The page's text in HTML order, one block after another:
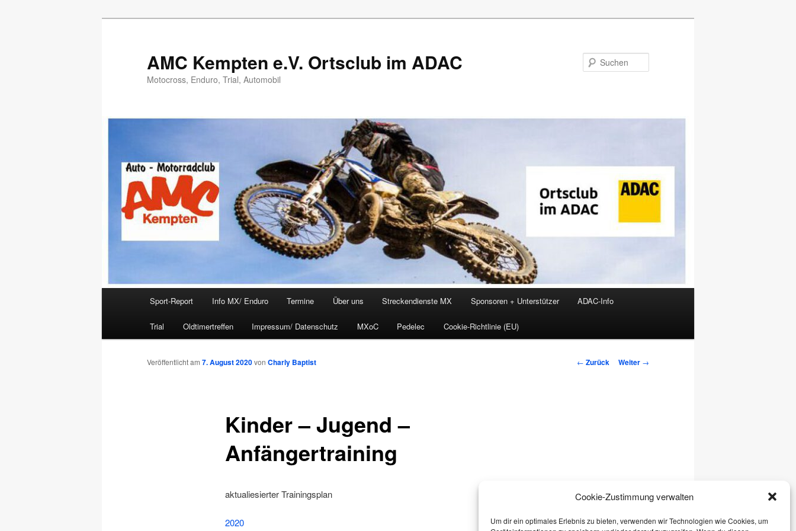
Cookie-Zustimmung verwalten
Um dir ein optimales Erlebnis zu bieten, verwenden wir Technologien wie Cookies, um
AMC Kempten e.V. Ortsclub im ADAC
Motocross, Enduro, Trial, Automobil
Sport-Report Info MX/ Enduro Termine Über uns Streckendienste MX Sponsoren + Unterstützer ADAC-Info
Trial Oldtimertreffen Impressum/ Datenschutz MXoC Pedelec Cookie-Richtlinie (EU)
Beitrags-
← Zurück Weiter →
Kinder – Jugend –
Anfängertraining
Veröffentlicht am 7. August 2020von Charly Baptist
aktualiesierter Trainingsplan
2020